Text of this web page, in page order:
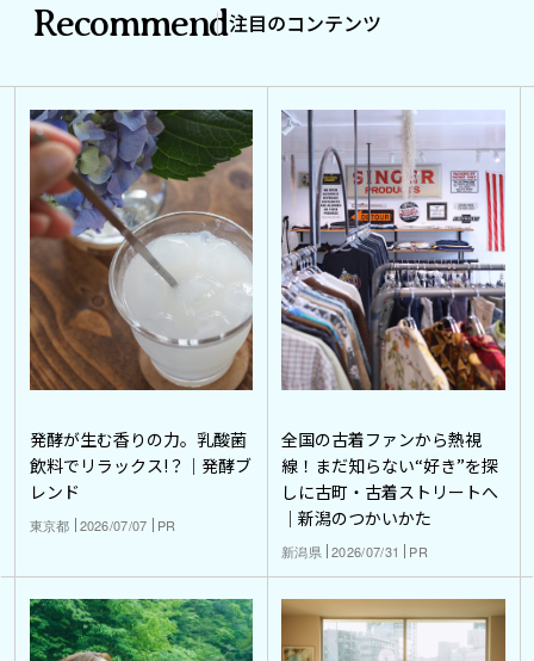
Recommend注目のコンテンツ
発酵が生む香りの力。乳酸菌
飲料でリラックス!？｜発酵ブ
レンド
東京都 2026/07/07 PR
全国の古着ファンから熱視
線！まだ知らない“好き”を探
しに古町・古着ストリートへ
｜新潟のつかいかた
新潟県 2026/07/31 PR